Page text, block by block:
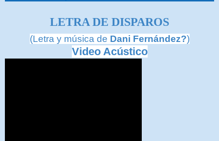
LETRA DE DISPAROS
(Letra y música de Dani Fernández?)
Video Acústico